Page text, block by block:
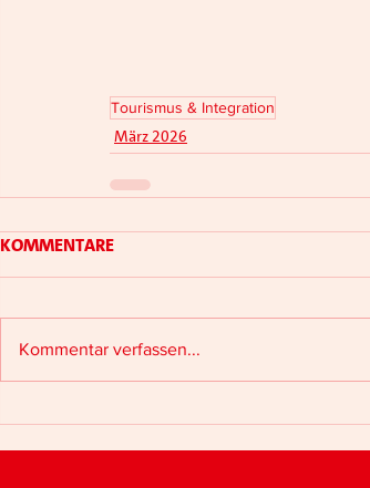
Tourismus & Integration
März 2026
Kommentare
Kommentar verfassen...